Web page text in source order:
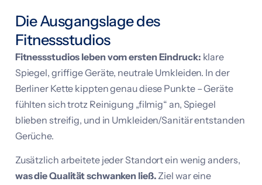
Die Ausgangslage des
Fitnessstudios
Fitnessstudios leben vom ersten Eindruck: klare
Spiegel, griffige Geräte, neutrale Umkleiden. In der
Berliner Kette kippten genau diese Punkte – Geräte
fühlten sich trotz Reinigung „filmig“ an, Spiegel
blieben streifig, und in Umkleiden/Sanitär entstanden
Gerüche.
Zusätzlich arbeitete jeder Standort ein wenig anders,
was die Qualität schwanken ließ. Ziel war eine